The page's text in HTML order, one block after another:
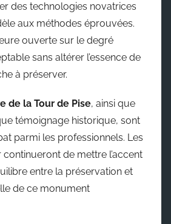
des technologies novatrices
aux méthodes éprouvées.
ouverte sur le degré
sans altérer l’essence de
à préserver.
de la Tour de Pise, ainsi que
témoignage historique, sont
parmi les professionnels. Les
continueront de mettre l’accent
entre la préservation et
de ce monument